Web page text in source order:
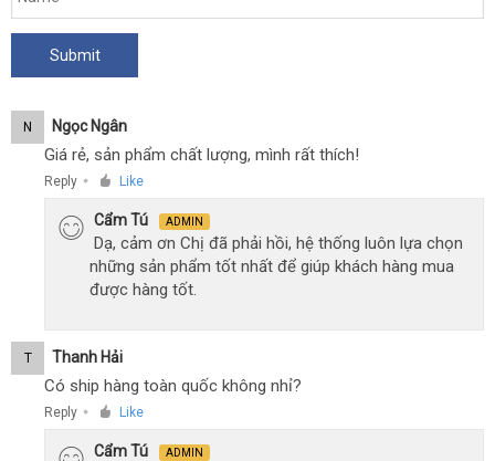
N Ngọc Ngân
Giá rẻ, sản phẩm chất lượng, mình rất thích!
Reply ● Like
Cẩm Tú ADMIN
Dạ, cảm ơn Chị đã phải hồi, hệ thống luôn lựa chọn
những sản phẩm tốt nhất để giúp khách hàng mua
được hàng tốt.
T Thanh Hải
Có ship hàng toàn quốc không nhỉ?
Reply ● Like
Cẩm Tú ADMIN